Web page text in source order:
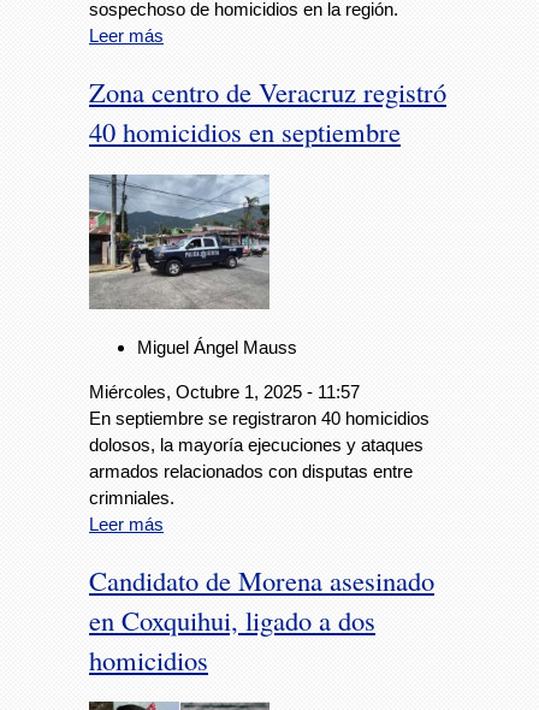
sospechoso de homicidios en la región.
Leer más
Zona centro de Veracruz registró
40 homicidios en septiembre
Miguel Ángel Mauss
Miércoles, Octubre 1, 2025 - 11:57
En septiembre se registraron 40 homicidios
dolosos, la mayoría ejecuciones y ataques
armados relacionados con disputas entre
crimniales.
Leer más
Candidato de Morena asesinado
en Coxquihui, ligado a dos
homicidios